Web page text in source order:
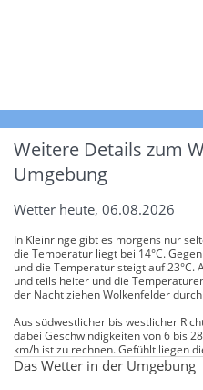
Weitere Details zum
Umgebung
Wetter heute, 06.08.2026
In Kleinringe gibt es morgens nur
die Temperatur liegt bei 14°C.
und die Temperatur steigt auf 23°C.
und teils heiter und die
der Nacht ziehen Wolkenfelder
Aus südwestlicher bis westlicher
dabei Geschwindigkeiten von 6 bis
km/h ist zu rechnen. Gefühlt liegen
Das Wetter in der Umgebung